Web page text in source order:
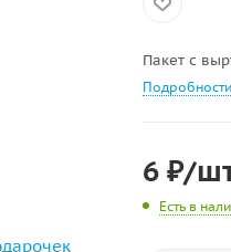
Пакет с
Подробности
6₽/
Есть в